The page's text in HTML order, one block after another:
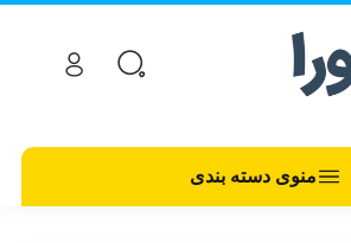
منوی دسته بندی